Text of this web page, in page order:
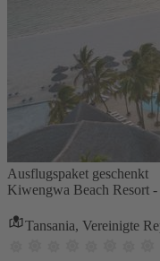
Ausflugspaket geschenkt
Kiwengwa Beach Resort
Tansania, Vereinigte